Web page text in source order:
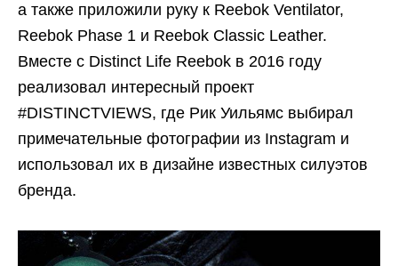
а также приложили руку к Reebok Ventilator,
Reebok Phase 1 и Reebok Classic Leather.
Вместе с Distinct Life Reebok в 2016 году
реализовал интересный проект
#DISTINCTVIEWS, где Рик Уильямс выбирал
примечательные фотографии из Instagram и
использовал их в дизайне известных силуэтов
бренда.